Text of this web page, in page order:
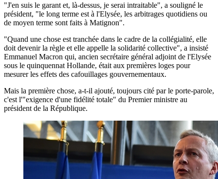
"J'en suis le garant et, là-dessus, je serai intraitable", a souligné le
président, "le long terme est à l'Elysée, les arbitrages quotidiens ou
de moyen terme sont faits à Matignon".
"Quand une chose est tranchée dans le cadre de la collégialité, elle
doit devenir la règle et elle appelle la solidarité collective", a insisté
Emmanuel Macron qui, ancien secrétaire général adjoint de l'Elysée
sous le quinquennat Hollande, était aux premières loges pour
mesurer les effets des cafouillages gouvernementaux.
Mais la première chose, a-t-il ajouté, toujours cité par le porte-parole,
c'est l'"exigence d'une fidélité totale" du Premier ministre au
président de la République.